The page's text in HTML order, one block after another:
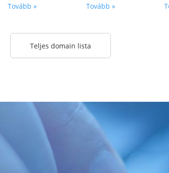
Tovább » Tovább »
Teljes domain lista